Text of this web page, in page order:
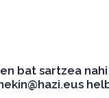
bat sartzea